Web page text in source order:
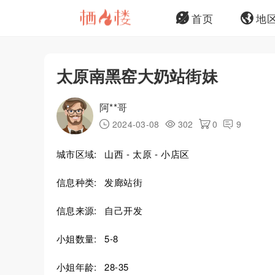
首页 地
太原南黑窑大奶站街妹
阿**哥
2024-03-08 302 0 9
城市区域: 山西 - 太原 - 小店区
信息种类: 发廊站街
信息来源: 自己开发
小姐数量: 5-8
小姐年龄: 28-35